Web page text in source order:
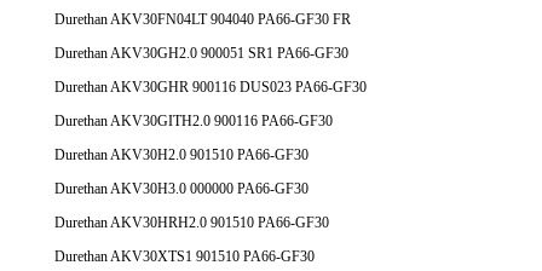
Durethan AKV30FN04LT 904040 PA66-GF30 FR
Durethan AKV30GH2.0 900051 SR1 PA66-GF30
Durethan AKV30GHR 900116 DUS023 PA66-GF30
Durethan AKV30GITH2.0 900116 PA66-GF30
Durethan AKV30H2.0 901510 PA66-GF30
Durethan AKV30H3.0 000000 PA66-GF30
Durethan AKV30HRH2.0 901510 PA66-GF30
Durethan AKV30XTS1 901510 PA66-GF30